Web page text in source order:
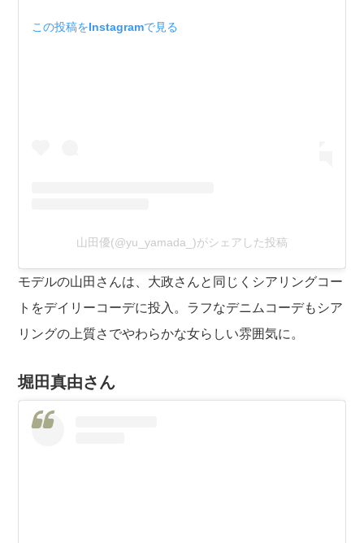
この投稿をInstagramで見る
山田優(@yu_yamada_)がシェアした投稿
モデルの山田さんは、大政さんと同じくシアリングコー
トをデイリーコーデに投入。ラフなデニムコーデもシア
リングの上質さでやわらかな女らしい雰囲気に。
堀田真由さん